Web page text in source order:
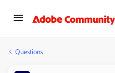
Questions